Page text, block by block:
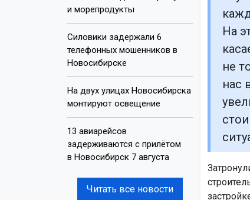
и морепродукты
Силовики задержали 6
телефонных мошенников в
Новосибирске
На двух улицах Новосибирска
монтируют освещение
13 авиарейсов
задерживаются с прилётом
в Новосибирск 7 августа
Читать все новости
На
не
нас